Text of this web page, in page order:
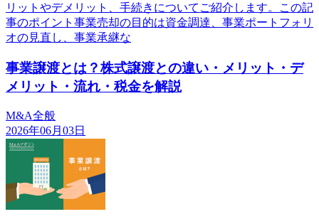
リットやデメリット、手続きについてご紹介します。この記
事のポイント事業売却の目的は資金調達、事業ポートフォリ
オの見直し、事業承継な
事業譲渡とは？株式譲渡との違い・メリット・デ
メリット・流れ・税金を解説
M&A全般
2026年06月03日